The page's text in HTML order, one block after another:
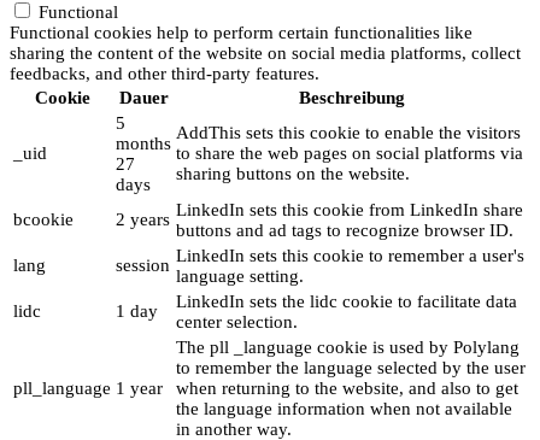
Functional
Functional cookies help to perform certain functionalities like
sharing the content of the website on social media platforms, collect
feedbacks, and other third-party features.
Cookie
Dauer Beschreibung
_uid
5
months
27
days
AddThis sets this cookie to enable the visitors
to share the web pages on social platforms via
sharing buttons on the website.
bcookie 2 years LinkedIn sets this cookie from LinkedIn share
buttons and ad tags to recognize browser ID.
lang
session LinkedIn sets this cookie to remember a user's
language setting.
lidc
1 day
LinkedIn sets the lidc cookie to facilitate data
center selection.
pll_language 1 year
The pll _language cookie is used by Polylang
to remember the language selected by the user
when returning to the website, and also to get
the language information when not available
in another way.